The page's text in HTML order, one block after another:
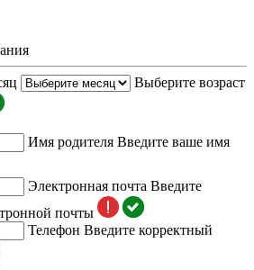
Выберите возраст
Имя родителя Введите ваше имя
Электронная почта Введите
почты
Телефон Введите корректный